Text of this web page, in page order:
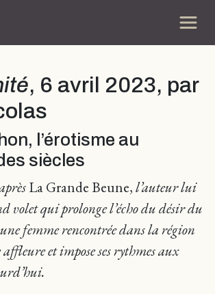
, 6 avril 2023, par
l’érotisme au
siècles
La Grande Beune,l’auteur lui
volet qui prolonge l’écho du désir du
femme rencontrée dans la région
et impose ses rythmes aux